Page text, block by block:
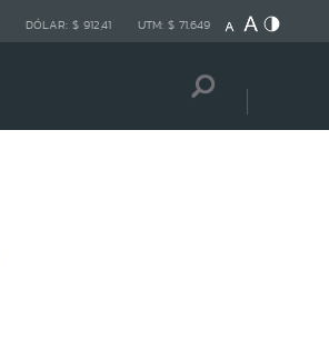
DÓLAR: $ 912,41 UTM: $ 71.649